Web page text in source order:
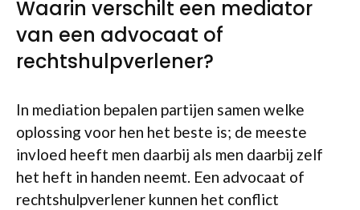
Waarin verschilt een mediator
van een advocaat of
rechtshulpverlener?
In mediation bepalen partijen samen welke
oplossing voor hen het beste is; de meeste
invloed heeft men daarbij als men daarbij zelf
het heft in handen neemt. Een advocaat of
rechtshulpverlener kunnen het conflict